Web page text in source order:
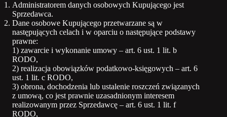
Administratorem danych osobowych Kupującego jest
Sprzedawca.
Dane osobowe Kupującego przetwarzane są w
następujących celach i w oparciu o następujące podstawy
prawne:
1) zawarcie i wykonanie umowy – art. 6 ust. 1 lit. b
RODO,
2) realizacja obowiązków podatkowo-księgowych – art. 6
ust. 1 lit. c RODO,
3) obrona, dochodzenia lub ustalenie roszczeń związanych
z umową, co jest prawnie uzasadnionym interesem
realizowanym przez Sprzedawcę – art. 6 ust. 1 lit. f
RODO,